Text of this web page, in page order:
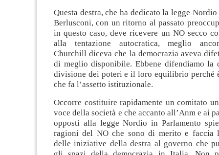
Questa destra, che ha dedicato la legge
Berlusconi, con un ritorno al passato
in questo caso, deve ricevere un NO secco
alla tentazione autocratica, meglio
Churchill diceva che la democrazia aveva
di meglio disponibile. Ebbene difendiamo la
divisione dei poteri e il loro equilibrio perché
che fa l’assetto istituzionale.
Occorre costituire rapidamente un comitato
voce della società e che accanto all’Anm e ai
opposti alla legge Nordio in Parlamento
ragioni del NO che sono di merito e faccia
delle iniziative della destra al governo che